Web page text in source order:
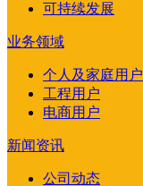
可持续发展
业务领域
个人及家庭用户
工程用户
电商用户
新闻资讯
公司动态